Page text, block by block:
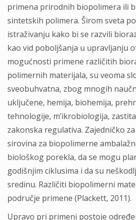
primena prirodnih biopolimera ili
sintetskih polimera. Širom sveta
istraživanju kako bi se razvili
kao vid poboljšanja u upravljanju
mogućnosti primene različitih
polimernih materijala, su veoma
sveobuhvatna, zbog mnogih
uključene, hemija, biohemija,
tehnologije, m’ikrobiologija,
zakonska regulativa. Zajedničko
sirovina za biopolimerne
biološkog porekla, da se mogu
godišnjim ciklusima i da su
sredinu. Različiti biopolimerni
područje primene (Plackett, 2011).
Upravo pri primeni postoje